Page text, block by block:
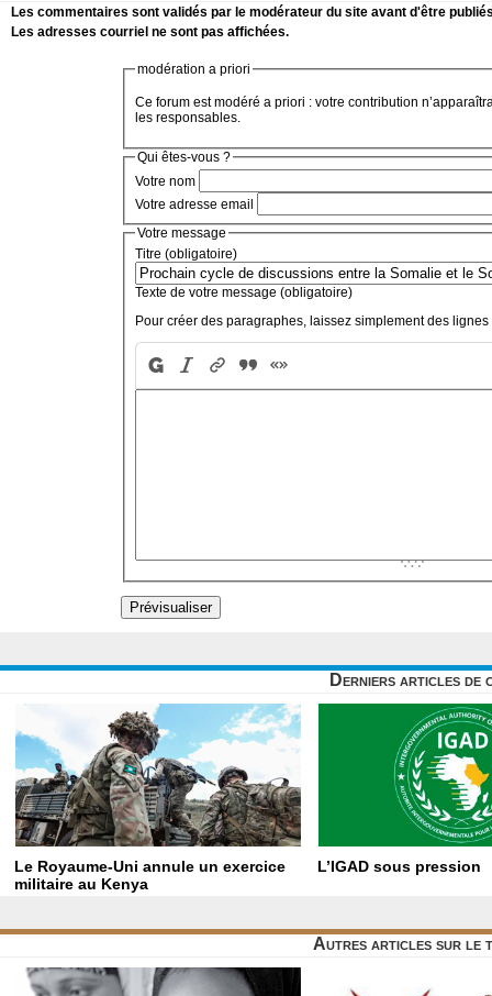
Les commentaires sont validés par le modérateur du site avant d'être
Les adresses courriel ne sont pas affichées.
modération a priori
Ce forum est modéré a priori : votre contribution
les responsables.
Qui êtes-vous ?
Votre nom
Votre adresse email
Votre message
Titre (obligatoire)
Texte de votre message (obligatoire)
Pour créer des paragraphes, laissez simplement des lignes
Derniers articles de
Le Royaume-Uni annule un exercice
militaire au Kenya
L’IGAD sous pression
Autres articles sur le